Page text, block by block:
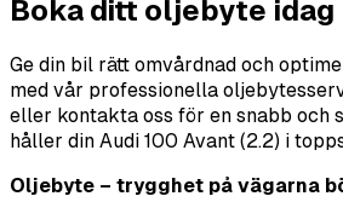
Boka ditt oljebyte idag
Ge din bil rätt omvårdnad och
med vår professionella
eller kontakta oss för en snabb och
håller din Audi 100 Avant (2.2) i
Oljebyte – trygghet på vägarna